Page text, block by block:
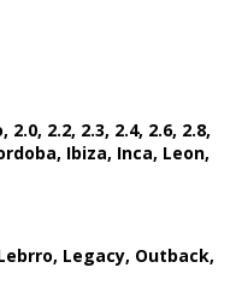
2.0, 2.2, 2.3, 2.4, 2.6, 2.8,
Ibiza, Inca, Leon,
Legacy, Outback,